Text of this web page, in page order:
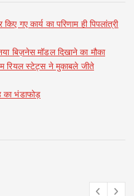
गए कार्य का परिणाम ही पिपलांत्री
बिज़नेस मॉडल दिखाने का मौका
रियल स्टेट्स ने मुकाबले जीते
का भंडाफोड़